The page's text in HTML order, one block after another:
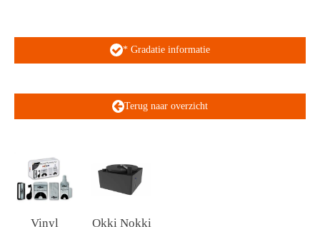
* Gradatie informatie
Terug naar overzicht
Vinyl
Okki Nokki